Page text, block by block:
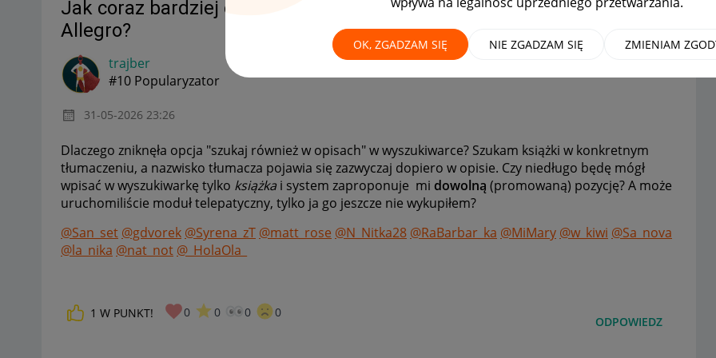
OK, ZGADZAM SIĘ NIE ZGADZAM SIĘ ZMIENIAM
Jak coraz bardziej okrojone kryteria wyszukiwania, to tylko
Allegro?
trajber
#10 Popularyzator
‎31-05-2026 23:26
Dlaczego zniknęła opcja "szukaj również w opisach" w wyszukiwarce? Szukam książki w konkretnym
tłumaczeniu, a nazwisko tłumacza pojawia się zazwyczaj dopiero w opisie. Czy niedługo będę mógł
wpisać w wyszukiwarkę tylko książka i system zaproponuje mi dowolną (promowaną) pozycję? A może
uruchomiliście moduł telepatyczny, tylko ja go jeszcze nie wykupiłem?
@San_set @gdvorek @Syrena_zT @matt_rose @N_Nitka28 @RaBarbar_ka @MiMary @w_kiwi @Sa_nova
@la_nika @nat_not @_HolaOla_
1 W PUNKT! 0 0 0 0
ODPOWIEDZ